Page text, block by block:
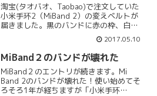
淘宝(タオバオ、Taobao)で注文していた
小米手环2（MiBand 2）の変えベルトが
届きました。黒のバンドに赤の枠、白の
バンドに赤の枠の2バージョンです。 ど
ちらも赤が差し色になっていてカッコイ
イ！サードパーティ製のバンドは安いの
で、他...
2017.05.10
MiBand２のバンドが壊れた
MiBand２のエントリが続きます。Mi
Band 2のバンドが壊れた！使い始めてそ
ろそろ1年が経ちますが「小米手环